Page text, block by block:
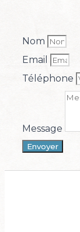
Nom
Email
Téléphone
Message
Envoyer